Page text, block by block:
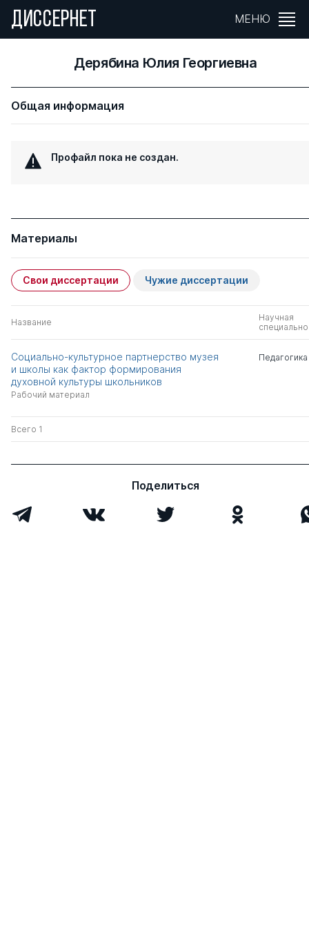
ДИССЕРНЕТ МЕНЮ
Дерябина Юлия Георгиевна
Общая информация
Профайл пока не создан.
Материалы
Свои диссертации Чужие диссертации
Название
Научная
Социально-культурное партнерство музея
и школы как фактор формирования
духовной культуры школьников
Рабочий материал
Педагогика
Всего 1
Поделиться